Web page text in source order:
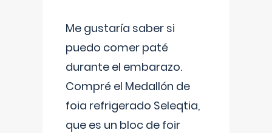
Me gustaría saber si
puedo comer paté
durante el embarazo.
Compré el Medallón de
foia refrigerado Seleqtia,
que es un bloc de foir